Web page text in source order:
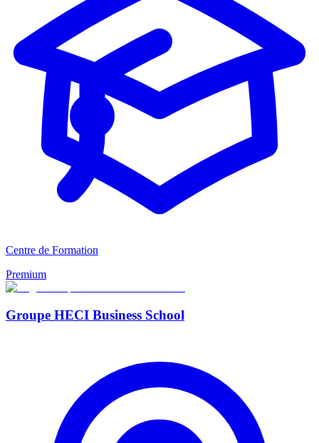
Centre de Formation
Premium
Groupe HECI Business School